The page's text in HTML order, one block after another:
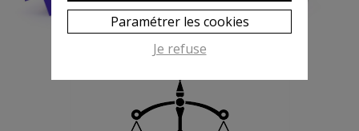
Paramétrer les cookies
Je refuse